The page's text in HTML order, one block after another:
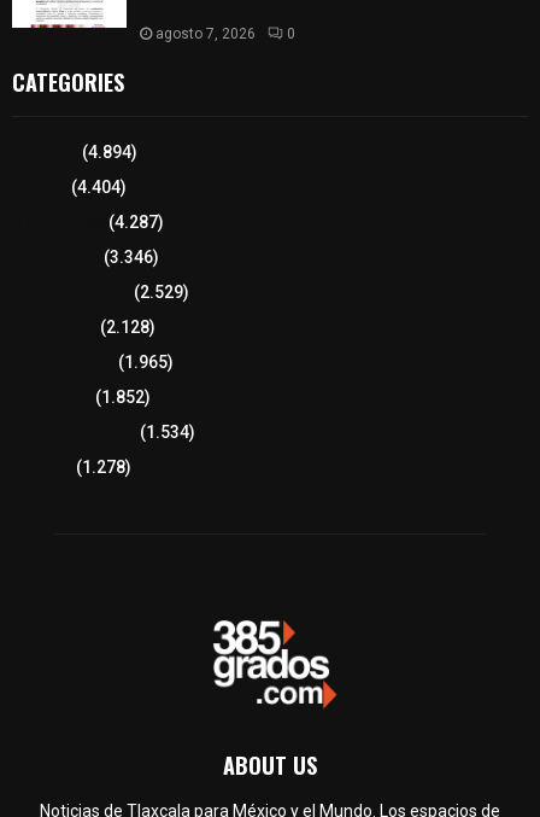
agosto 7, 2026 0
CATEGORIES
(4.894)
(4.404)
(4.287)
(3.346)
(2.529)
(2.128)
(1.965)
(1.852)
(1.534)
(1.278)
ABOUT US
Noticias de Tlaxcala para México y el Mundo. Los espacios de